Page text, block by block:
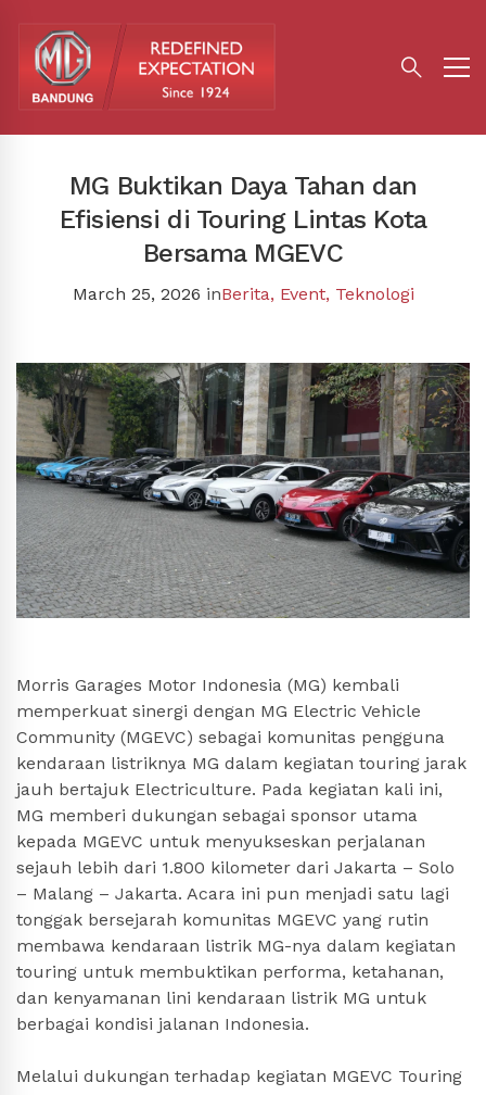
MG Buktikan Daya Tahan dan
Efisiensi di Touring Lintas Kota
Bersama MGEVC
March 25, 2026 inBerita, Event, Teknologi
Morris Garages Motor Indonesia (MG) kembali
memperkuat sinergi dengan MG Electric Vehicle
Community (MGEVC) sebagai komunitas pengguna
kendaraan listriknya MG dalam kegiatan touring jarak
jauh bertajuk Electriculture. Pada kegiatan kali ini,
MG memberi dukungan sebagai sponsor utama
kepada MGEVC untuk menyukseskan perjalanan
sejauh lebih dari 1.800 kilometer dari Jakarta – Solo
– Malang – Jakarta. Acara ini pun menjadi satu lagi
tonggak bersejarah komunitas MGEVC yang rutin
membawa kendaraan listrik MG-nya dalam kegiatan
touring untuk membuktikan performa, ketahanan,
dan kenyamanan lini kendaraan listrik MG untuk
berbagai kondisi jalanan Indonesia.
Melalui dukungan terhadap kegiatan MGEVC Touring